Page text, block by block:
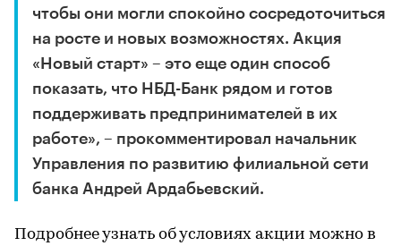
чтобы они могли спокойно сосредоточиться
на росте и новых возможностях. Акция
«Новый старт» – это еще один способ
показать, что НБД-Банк рядом и готов
поддерживать предпринимателей в их
работе», – прокомментировал начальник
Управления по развитию филиальной сети
банка Андрей Ардабьевский.
Подробнее узнать об условиях акции можно в